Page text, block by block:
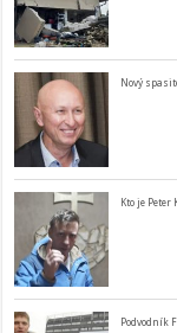
Nový
Kto je Peter
Podvodník